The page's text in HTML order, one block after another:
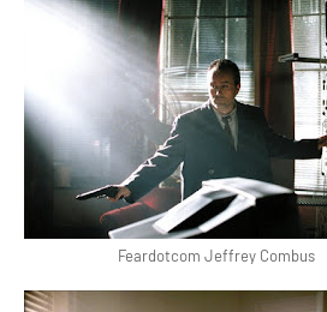
Feardotcom Jeffrey Combus